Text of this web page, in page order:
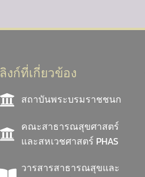
ลิงก์ที่เกี่ยวข้อง
สถาบันพระบรมราชชนก
คณะสาธารณสุขศาสตร์
และสหเวชศาสตร์ PHAS
วารสารสาธารณสุขและ